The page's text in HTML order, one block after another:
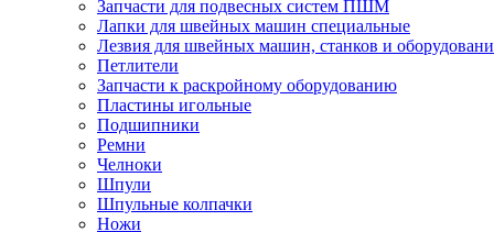
Запчасти для подвесных систем ПШМ
Лапки для швейных машин специальные
Лезвия для швейных машин, станков и
Петлители
Запчасти к раскройному оборудованию
Пластины игольные
Подшипники
Ремни
Челноки
Шпули
Шпульные колпачки
Ножи